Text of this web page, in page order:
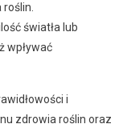
roślin.
światła lub
wpływać
i
zdrowia roślin oraz